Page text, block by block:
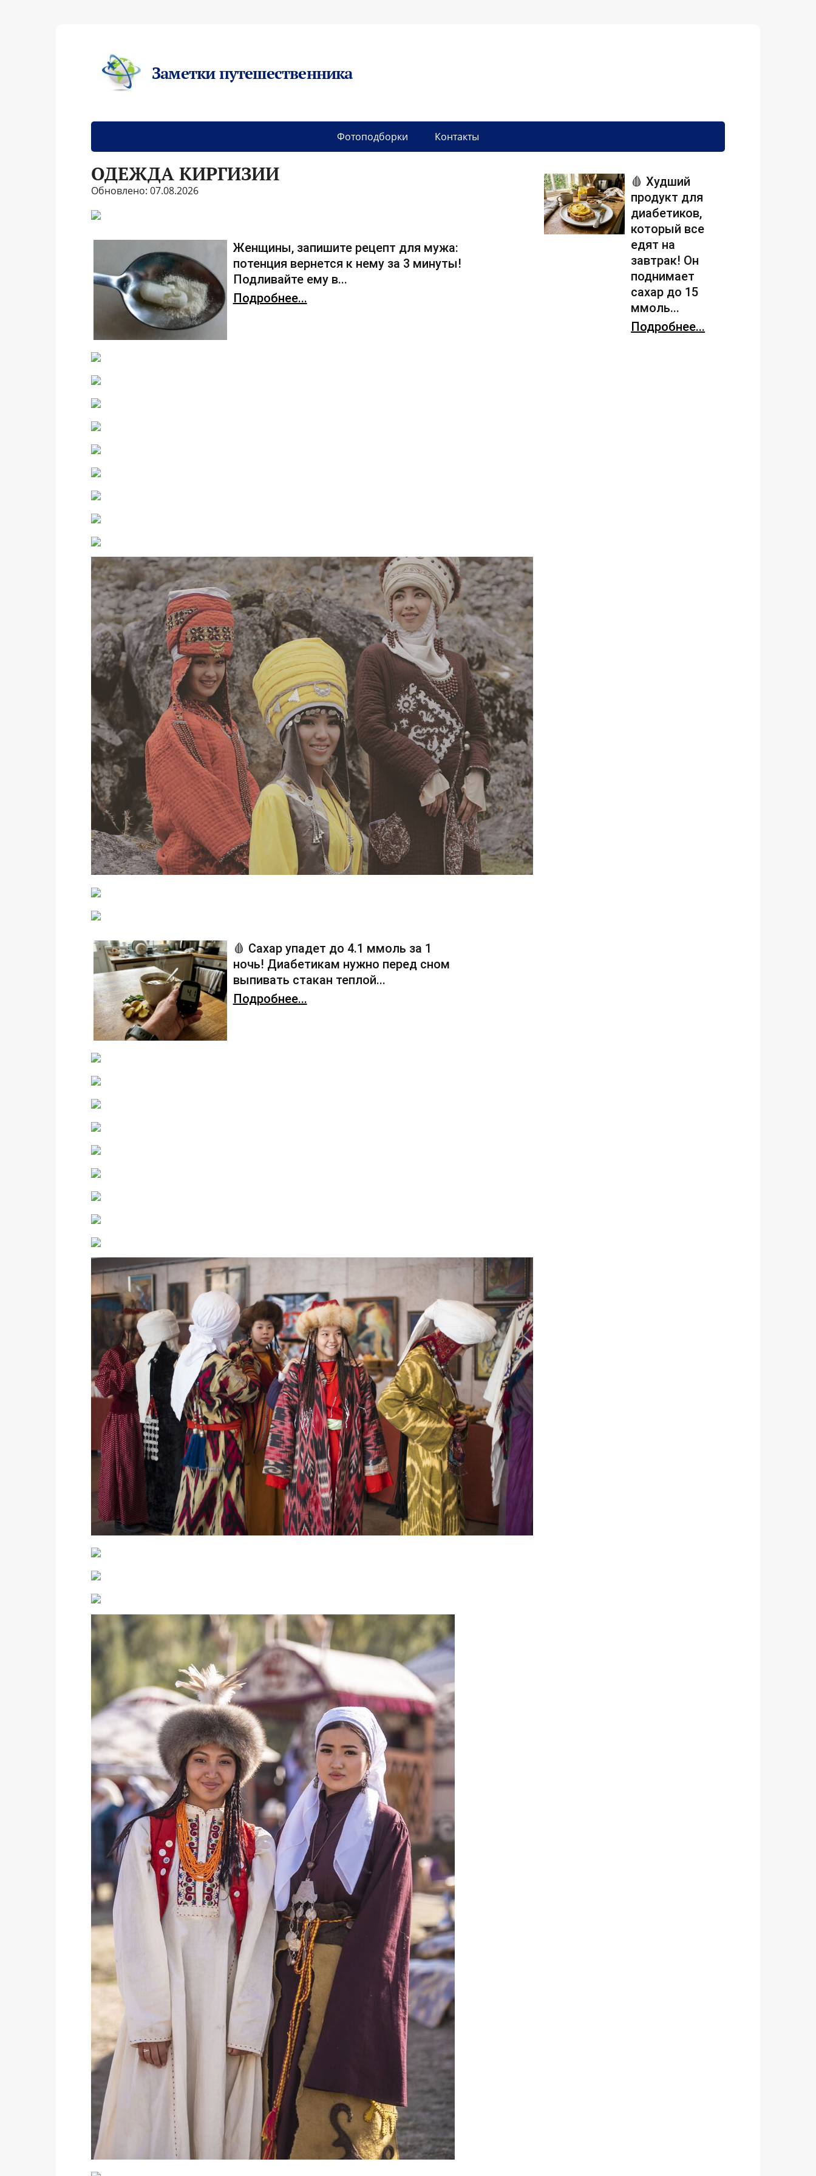
Заметки путешественника
Фотоподборки Контакты
ОДЕЖДА КИРГИЗИИ
Обновлено: 07.08.2026
Женщины, запишите рецепт для мужа:
потенция вернется к нему за 3 минуты!
Подливайте ему в...
Подробнее...
🩸 Сахар упадет до 4.1 ммоль за 1
ночь! Диабетикам нужно перед сном
выпивать стакан теплой...
Подробнее...
🩸 Худший
продукт для
диабетиков,
который все
едят на
завтрак! Он
поднимает
сахар до 15
ммоль...
Подробнее...